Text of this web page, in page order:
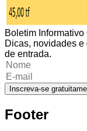
Boletim
Dicas, novidades
de entrada.
Inscreva-se
Footer